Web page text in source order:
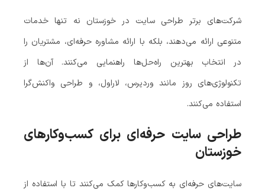
شرکت‌های برتر طراحی سایت در خوزستان نه تنها خدمات
متنوعی ارائه می‌دهند، بلکه با ارائه مشاوره حرفه‌ای، مشتریان را
در انتخاب بهترین راه‌حل‌ها راهنمایی می‌کنند. آن‌ها از
تکنولوژی‌های روز مانند وردپرس، لاراول، و طراحی واکنش‌گرا
استفاده می‌کنند.
طراحی سایت حرفه‌ای برای کسب‌وکارهای
خوزستان
سایت‌های حرفه‌ای به کسب‌وکارها کمک می‌کنند تا با استفاده از